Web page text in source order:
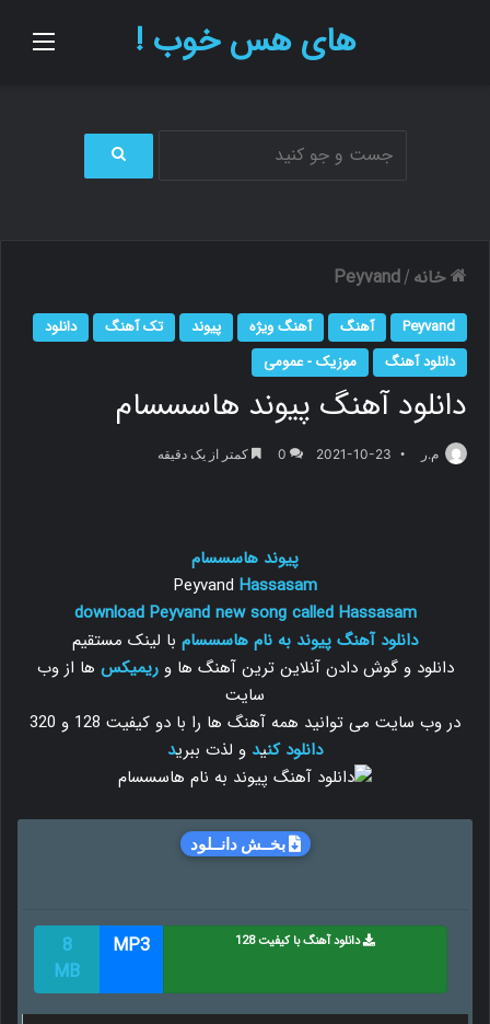
های هس خوب !
ج
ر
ا
خانه /
Peyvand
Peyvand آهنگ آهنگ ویژه پیوند تک آهنگ
دانلود
دانلود آهنگ
موزیک - عمومی
دانلود آهنگ پیوند هاسسسام
م.ر 2021-10-23
0 کمتر از یک دقیقه
پیوند هاسسسام
Peyvand Hassasam
download Peyvand new song called Hassasam
دانلود آهنگ پیوند به نام هاسسسام با لینک مستقیم
دانلود و گوش دادن آنلاین ترین آهنگ ها وریمیکس ها از وب
سایت
در وب سایت می توانید همه آهنگ ها را با دو کیفیت 128 و 320
دانلود کنید و لذت ببرید
بخــش دانــلود
دانلود آهنگ با کیفیت 128 MP3
8
MB